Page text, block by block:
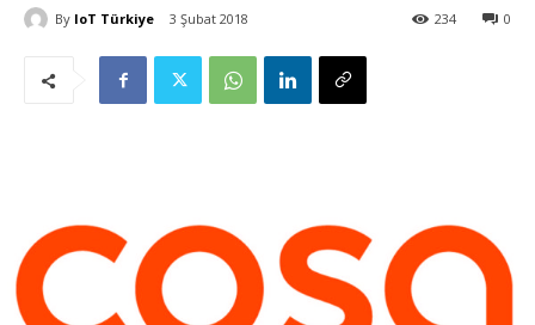
By IoT Türkiye 3 Şubat 2018 0
234